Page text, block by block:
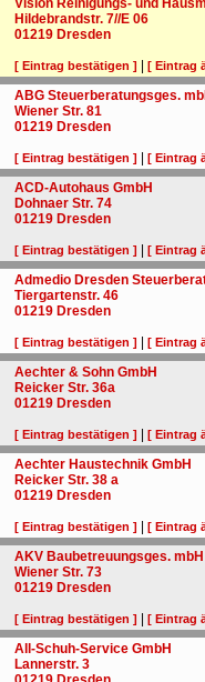
Vision Reinigungs- und
Hildebrandstr. 7//E 06
01219 Dresden
[ Eintrag bestätigen ] |[ Eintrag
ABG Steuerberatungsges.
Wiener Str. 81
01219 Dresden
[ Eintrag bestätigen ] |[ Eintrag
ACD-Autohaus GmbH
Dohnaer Str. 74
01219 Dresden
[ Eintrag bestätigen ] |[ Eintrag
Admedio Dresden
Tiergartenstr. 46
01219 Dresden
[ Eintrag bestätigen ] |[ Eintrag
Aechter & Sohn GmbH
Reicker Str. 36a
01219 Dresden
[ Eintrag bestätigen ] |[ Eintrag
Aechter Haustechnik GmbH
Reicker Str. 38 a
01219 Dresden
[ Eintrag bestätigen ] |[ Eintrag
AKV Baubetreuungsges. mbH
Wiener Str. 73
01219 Dresden
[ Eintrag bestätigen ] |[ Eintrag
All-Schuh-Service GmbH
Lannerstr. 3